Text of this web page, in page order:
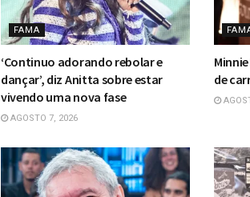
FAMA
‘Continuo adorando rebolar e
dançar’, diz Anitta sobre estar
vivendo uma nova fase
AGOSTO 7, 2026
de